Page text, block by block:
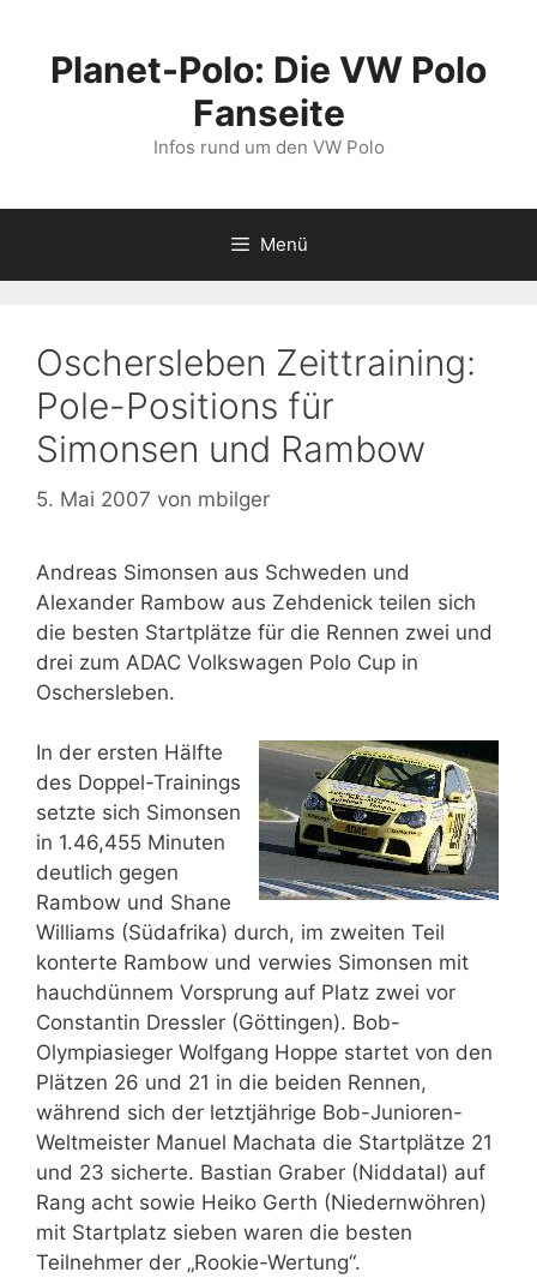
springenPlanet-Polo: Die VW Polo
Fanseite
Infos rund um den VW Polo
Menü
Oschersleben Zeittraining:
Pole-Positions für
Simonsen und Rambow
5. Mai 2007 von mbilger
Andreas Simonsen aus Schweden und
Alexander Rambow aus Zehdenick teilen sich
die besten Startplätze für die Rennen zwei und
drei zum ADAC Volkswagen Polo Cup in
Oschersleben.
In der ersten Hälfte
des Doppel-Trainings
setzte sich Simonsen
in 1.46,455 Minuten
deutlich gegen
Rambow und Shane
Williams (Südafrika) durch, im zweiten Teil
konterte Rambow und verwies Simonsen mit
hauchdünnem Vorsprung auf Platz zwei vor
Constantin Dressler (Göttingen). Bob-
Olympiasieger Wolfgang Hoppe startet von den
Plätzen 26 und 21 in die beiden Rennen,
während sich der letztjährige Bob-Junioren-
Weltmeister Manuel Machata die Startplätze 21
und 23 sicherte. Bastian Graber (Niddatal) auf
Rang acht sowie Heiko Gerth (Niedernwöhren)
mit Startplatz sieben waren die besten
Teilnehmer der „Rookie-Wertung“.